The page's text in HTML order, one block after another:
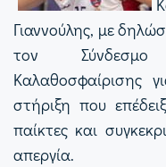
Γιαννούλης, με
τον Σύνδεσμο
Καλαθοσφαίρισης
στήριξη που
παίκτες και
απεργία.